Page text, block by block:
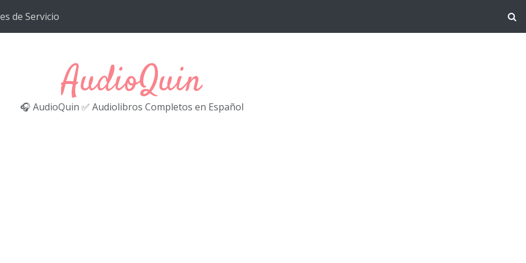
de Servicio
AudioQuin
🎧 AudioQuin ✅ Audiolibros Completos en Español